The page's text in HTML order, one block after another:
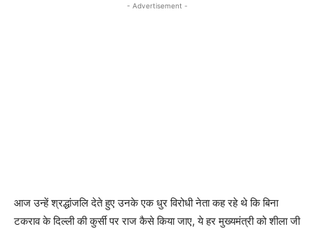
- Advertisement -
आज उन्हें श्रद्धांजलि देते हुए उनके एक धुर विरोधी नेता कह रहे थे कि बिना
टकराव के दिल्ली की कुर्सी पर राज कैसे किया जाए, ये हर मुख्यमंत्री को शीला जी